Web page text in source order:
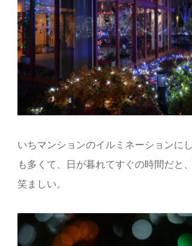
いちマンションのイルミネーションに
も多くて、日が暮れてすぐの時間だと
笑ましい。